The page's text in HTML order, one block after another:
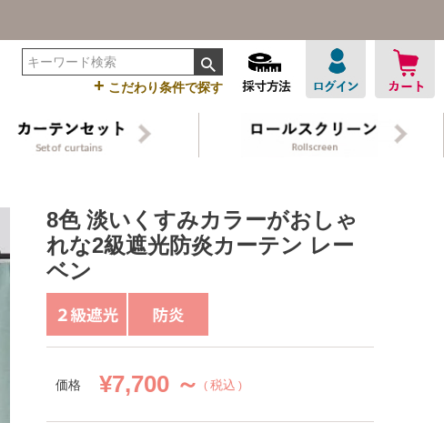
+ こだわり条件で探す
8色 淡いくすみカラーがおしゃ
れな2級遮光防炎カーテン レー
ベン
価格 ¥7,700 ～ 税込